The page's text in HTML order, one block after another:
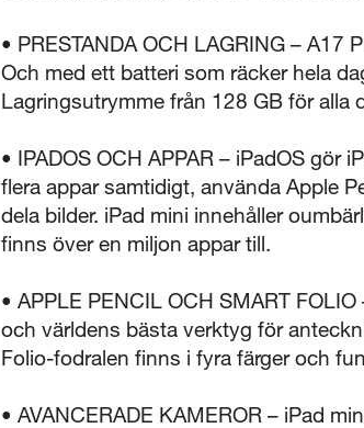
• PRESTANDA OCH LAGRING –
Och med ett batteri som räcker hela
Lagringsutrymme från 128 GB för alla
• IPADOS OCH APPAR – iPadOS
flera appar samtidigt, använda Apple
dela bilder. iPad mini innehåller
finns över en miljon appar till.
• APPLE PENCIL OCH SMART
och världens bästa verktyg för
Folio-fodralen finns i fyra färger och
• AVANCERADE KAMEROR – iPad